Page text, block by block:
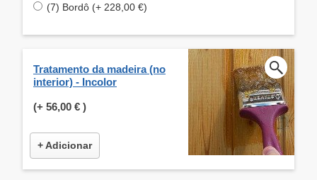
(7) Bordô (+ 228,00 €)
Tratamento da madeira (no
interior) - Incolor
(+ 56,00 € )
+ Adicionar